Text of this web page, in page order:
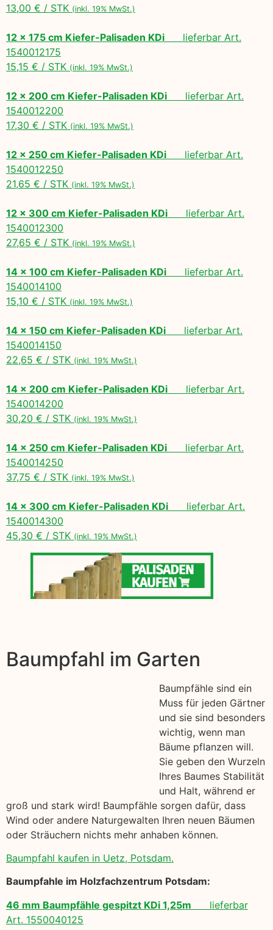
13,00 € / STK (inkl. 19% MwSt.)
12 x 175 cm Kiefer-Palisaden KDi lieferbar Art.
1540012175
15,15 € / STK (inkl. 19% MwSt.)
12 x 200 cm Kiefer-Palisaden KDi lieferbar Art.
1540012200
17,30 € / STK (inkl. 19% MwSt.)
12 x 250 cm Kiefer-Palisaden KDi lieferbar Art.
1540012250
21,65 € / STK (inkl. 19% MwSt.)
12 x 300 cm Kiefer-Palisaden KDi lieferbar Art.
1540012300
27,65 € / STK (inkl. 19% MwSt.)
14 x 100 cm Kiefer-Palisaden KDi lieferbar Art.
1540014100
15,10 € / STK (inkl. 19% MwSt.)
14 x 150 cm Kiefer-Palisaden KDi lieferbar Art.
1540014150
22,65 € / STK (inkl. 19% MwSt.)
14 x 200 cm Kiefer-Palisaden KDi lieferbar Art.
1540014200
30,20 € / STK (inkl. 19% MwSt.)
14 x 250 cm Kiefer-Palisaden KDi lieferbar Art.
1540014250
37,75 € / STK (inkl. 19% MwSt.)
14 x 300 cm Kiefer-Palisaden KDi lieferbar Art.
1540014300
45,30 € / STK (inkl. 19% MwSt.)
Baumpfahl im Garten
Baumpfähle sind ein
Muss für jeden Gärtner
und sie sind besonders
wichtig, wenn man
Bäume pflanzen will.
Sie geben den Wurzeln
Ihres Baumes Stabilität
und Halt, während er
groß und stark wird! Baumpfähle sorgen dafür, dass
Wind oder andere Naturgewalten Ihren neuen Bäumen
oder Sträuchern nichts mehr anhaben können.
Baumpfahl kaufen in Uetz, Potsdam.
Baumpfahle im Holzfachzentrum Potsdam:
46 mm Baumpfähle gespitzt KDi 1,25m lieferbar
Art. 1550040125